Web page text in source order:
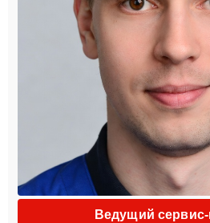
Ведущий